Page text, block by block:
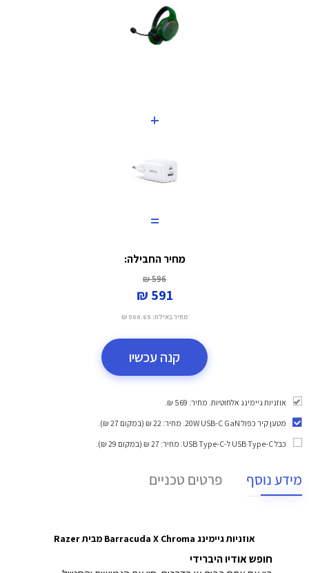
+
=
מחיר החבילה:
596 ₪
591 ₪
מחיר באילת: 500.85 ₪
קנה עכשיו
אוזניות גיימינג אלחוטיות. מחיר: 569 ₪.
מטען קיר כפול 20W USB-C GaN
. מחיר: 22 ₪ (במקום 27 ₪).
כבל USB Type-C ל-USB Type-C
. מחיר: 27 ₪ (במקום 29 ₪).
מידע נוסף פרטים טכניים
אוזניות גיימינג Barracuda X Chroma מבית Razer
חופש אודיו היברידי